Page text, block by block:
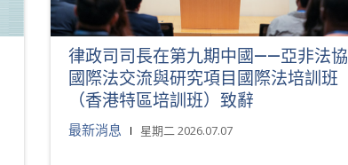
律政司司長在第九期中國——亞非法協
國際法交流與研究項目國際法培訓班
（香港特區培訓班）致辭
最新消息 星期二 2026.07.07